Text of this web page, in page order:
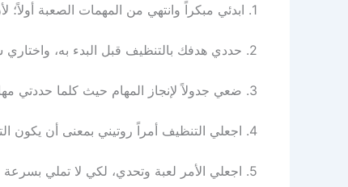
1. ابدئي مبكرا وانتهي من المهمات الصعبة أولاً؛
2. حددي هدفك بالتنظيف قبل البدء به، واختاري
3. ضعي جدولاً لإنجاز المهام حيث كلما حددتي
4. اجعلي التنظيف أمرا روتيني بمعنى أن يكون
5. اجعلي الأمر لعبة وتحدي، لكي لا تملي بسرعة